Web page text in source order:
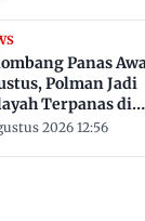
Panas
Polman Jadi
Terpanas di
Suhu Lebih Dari
2026 12:56